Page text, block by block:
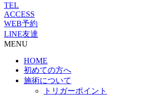
TEL
ACCESS
WEB予約
LINE友達
MENU
HOME
初めての方へ
施術について
トリガーポイント